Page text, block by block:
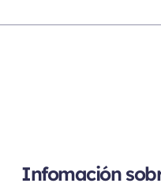
Infomación